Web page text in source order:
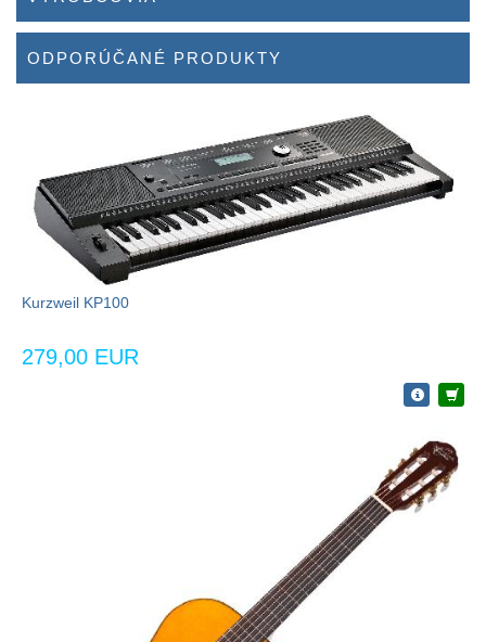
ODPORÚČANÉ PRODUKTY
Kurzweil KP100
279,00 EUR